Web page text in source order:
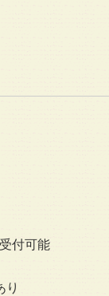
付可能
り